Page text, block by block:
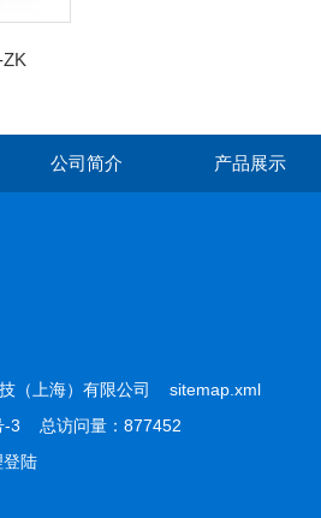
公司简介 产品展示
（上海）有限公司 sitemap.xml
-3 总访问量：877452
登陆